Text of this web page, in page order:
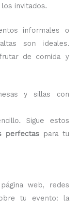
invitados.
informales o
son ideales.
de comida y
y sillas con
Sigue estos
perfectaspara tu
web, redes
tu evento: la